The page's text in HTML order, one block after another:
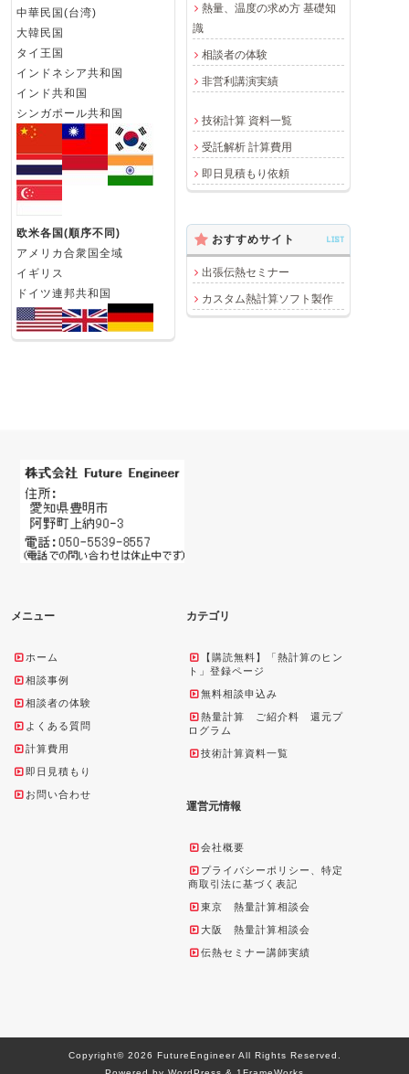
熱量、温度の求め方 基礎知
識
相談者の体験
非営利講演実績
技術計算 資料一覧
受託解析 計算費用
即日見積もり依頼
中華民国(台湾)
大韓民国
タイ王国
インドネシア共和国
インド共和国
シンガポール共和国
欧米各国(順序不同)
アメリカ合衆国全域
イギリス
ドイツ連邦共和国
おすすめサイト LIST
出張伝熱セミナー
カスタム熱計算ソフト製作
メニュー
ホーム
相談事例
相談者の体験
よくある質問
計算費用
即日見積もり
お問い合わせ
カテゴリ
【購読無料】「熱計算のヒン
ト」登録ページ
無料相談申込み
熱量計算 ご紹介料 還元プ
ログラム
技術計算資料一覧
運営元情報
会社概要
プライバシーポリシー、特定
商取引法に基づく表記
東京 熱量計算相談会
大阪 熱量計算相談会
伝熱セミナー講師実績
Copyright© 2026 FutureEngineer All Rights Reserved.